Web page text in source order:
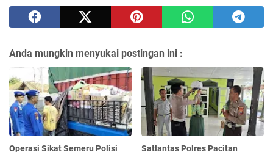
Anda mungkin menyukai postingan ini :
Operasi Sikat Semeru Polisi
Satlantas Polres Pacitan